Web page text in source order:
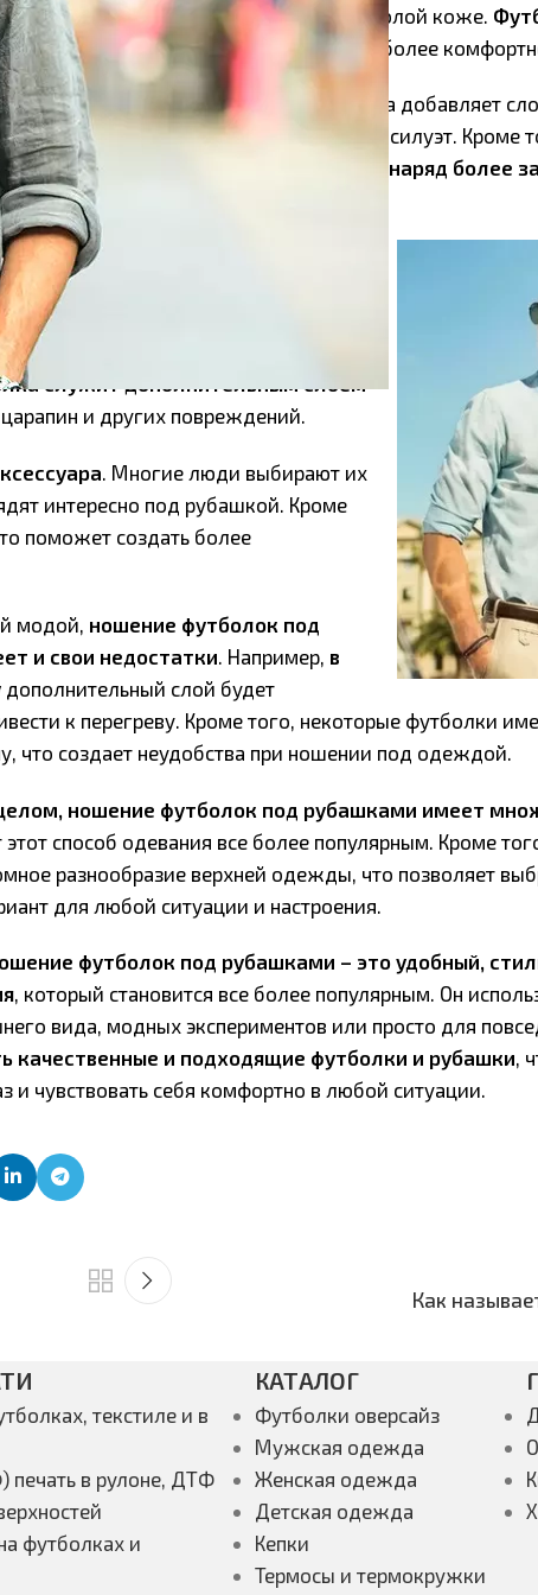
но она будет не очень удобной на голой коже.
кожей и рубашкой
, делая носку более
улучшают внешний вид рубашки
. Она добавляет
дополнительный объем и улучшит ее силуэт. Кроме
яркий цвет или узор, что
сделает наряд более
почему футболки носят под
защита
стройке или другой физически
только рубашку будет
служит дополнительным слоем
царапин и других повреждений.
. Многие люди выбирают их
интересно под рубашкой. Кроме
поможет создать более
модой, ношение футболок под
и свои недостатки. Например, в
дополнительный слой будет
к перегреву. Кроме того, некоторые футболки
что создает неудобства при ношении под одеждой.
ношение футболок под рубашками имеет
способ одевания все более популярным. Кроме
разнообразие верхней одежды, что позволяет
для любой ситуации и настроения.
футболок под рубашками – это удобный,
, который становится все более популярным. Он
вида, модных экспериментов или просто для
качественные и подходящие футболки и рубашки ,
и чувствовать себя комфортно в любой ситуации.
Как
текстиле и в
печать в рулоне, ДТФ
футболках и
КАТАЛОГ
Футболки оверсайз
Мужская одежда
Женская одежда
Детская одежда
Кепки
Термосы и термокружки